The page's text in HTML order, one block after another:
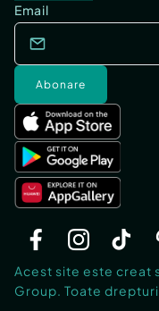
Email
Abonare
Acest site este creat
Group. Toate